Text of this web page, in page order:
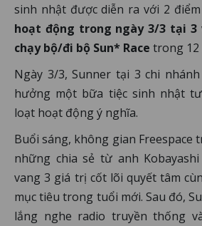
sinh nhật được diễn ra với 2
hoạt động trong ngày 3/3 tại 3
chạy bộ/đi bộ Sun* Race trong 12
Ngày 3/3, Sunner tại 3 chi
hưởng một bữa tiệc sinh nhật
loạt hoạt động ý nghĩa.
Buổi sáng, không gian Freespace
những chia sẻ từ anh
vang 3 giá trị cốt lõi quyết tâm
mục tiêu trong tuổi mới. Sau đó,
lắng nghe radio truyền thống